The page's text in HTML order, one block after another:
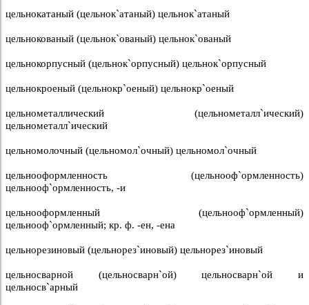
цельнокатаный (цельнок`атаный) цельнок`атаный
цельнокованый (цельнок`ованый) цельнок`ованый
цельнокорпусный (цельнок`орпусный) цельнок`орпусный
цельнокроеный (цельнокр`оеный) цельнокр`оеный
цельнометаллический (цельнометалл`ический)
цельнометалл`ический
цельномолочный (цельномол`очный) цельномол`очный
цельнооформленность (цельнооф`ормленность)
цельнооф`ормленность, -и
цельнооформленный (цельнооф`ормленный)
цельнооф`ормленный; кр. ф. -ен, -ена
цельнорезиновый (цельнорез`иновый) цельнорез`иновый
цельносварной (цельносварн`ой) цельносварн`ой и
цельносв`арный